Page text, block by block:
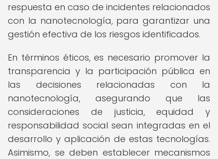
respuesta en caso de incidentes relacionados
con la nanotecnología, para garantizar una
gestión efectiva de los riesgos identificados.
En términos éticos, es necesario promover la
transparencia y la participación pública en
las decisiones relacionadas con la
nanotecnología, asegurando que las
consideraciones de justicia, equidad y
responsabilidad social sean integradas en el
desarrollo y aplicación de estas tecnologías.
Asimismo, se deben establecer mecanismos